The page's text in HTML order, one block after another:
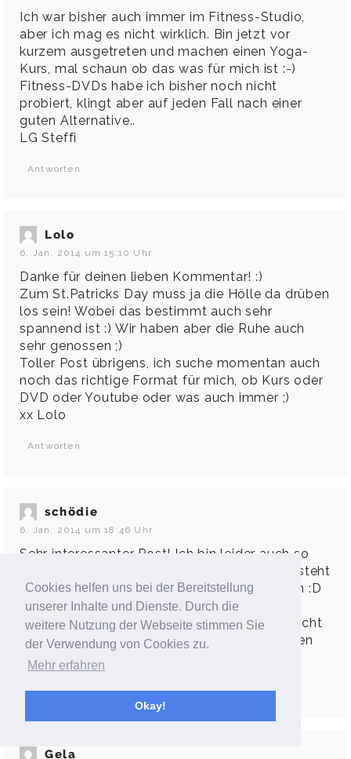
Cookies helfen uns bei der Bereitstellung
unserer Inhalte und Dienste. Durch die
weitere Nutzung der Webseite stimmen Sie
der Verwendung von Cookies zu.
Mehr erfahren
Okay!
Ich war bisher auch immer im Fitness-Studio,
aber ich mag es nicht wirklich. Bin jetzt vor
kurzem ausgetreten und machen einen Yoga-
Kurs, mal schaun ob das was für mich ist :-)
Fitness-DVDs habe ich bisher noch nicht
probiert, klingt aber auf jeden Fall nach einer
guten Alternative..
LG Steffi
Antworten
Lolo
6. Jan. 2014 um 15:10 Uhr
Danke für deinen lieben Kommentar! :)
Zum St.Patricks Day muss ja die Hölle da drüben
los sein! Wobei das bestimmt auch sehr
spannend ist :) Wir haben aber die Ruhe auch
sehr genossen ;)
Toller Post übrigens, ich suche momentan auch
noch das richtige Format für mich, ob Kurs oder
DVD oder Youtube oder was auch immer ;)
xx Lolo
Antworten
schödie
6. Jan. 2014 um 18:46 Uhr
Sehr interessanter Post! Ich bin leider auch so
eine die im Fitnessstudio lieber ganz hinten steht
und die Sprüche der Trainer nicht leiden kann :D
sowas wie "los mädels, der nächste sommer
kommt bestimmt…" nervig.. weiß allerdings nicht
ob ich so ein dvd-training daheim durchziehen
würde… LG!
Antworten
Gela